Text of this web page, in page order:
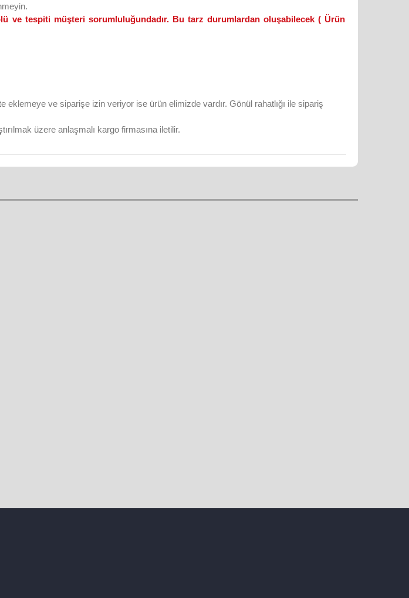
ve tespiti müşteri sorumluluğundadır. Bu tarz durumlardan oluşabilecek ( Ürün
ve siparişe izin veriyor ise ürün elimizde vardır. Gönül rahatlığı ile sipariş
üzere anlaşmalı kargo firmasına iletilir.